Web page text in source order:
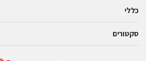
כללי
סקטורים